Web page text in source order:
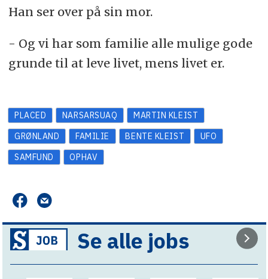
Han ser over på sin mor.
- Og vi har som familie alle mulige gode
grunde til at leve livet, mens livet er.
PLACED NARSARSUAQ
MARTIN KLEIST
GRØNLAND
FAMILIE BENTE KLEIST
UFO
SAMFUND
OPHAV
Se alle jobs